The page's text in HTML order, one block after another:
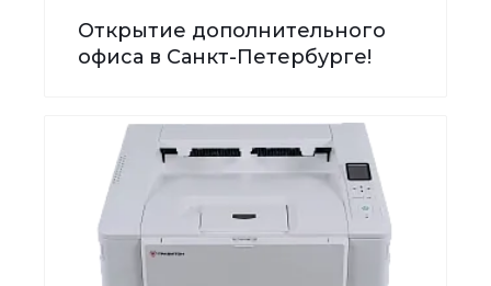
Открытие дополнительного
офиса в Санкт-Петербурге!